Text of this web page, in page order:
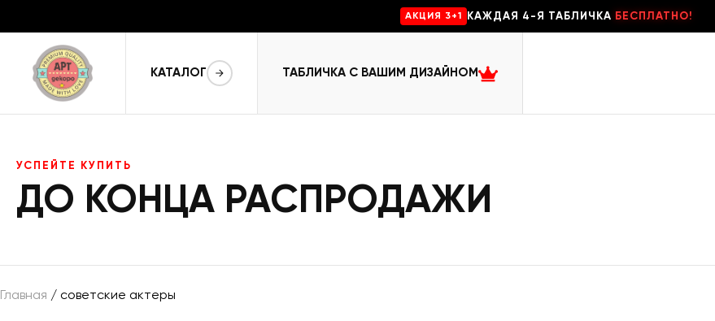
AKЦИЯ 3+1 КАЖДАЯ 4-Я ТАБЛИЧКА БЕСПЛАТНО!
КАТАЛОГ ТАБЛИЧКА С ВАШИМ ДИЗАЙНОМ
УСПЕЙТЕ КУПИТЬ
ДО КОНЦА РАСПРОДАЖИ
Главная / советские актеры